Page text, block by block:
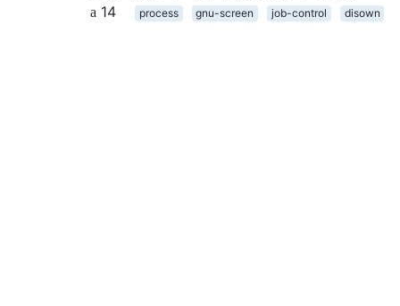
14
process gnu-screen job-control disown